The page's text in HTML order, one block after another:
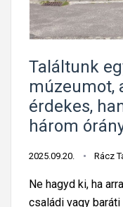
Találtunk
múzeumot,
érdekes,
három
2025.09.20. Rácz
Ne hagyd ki, ha
családi vagy